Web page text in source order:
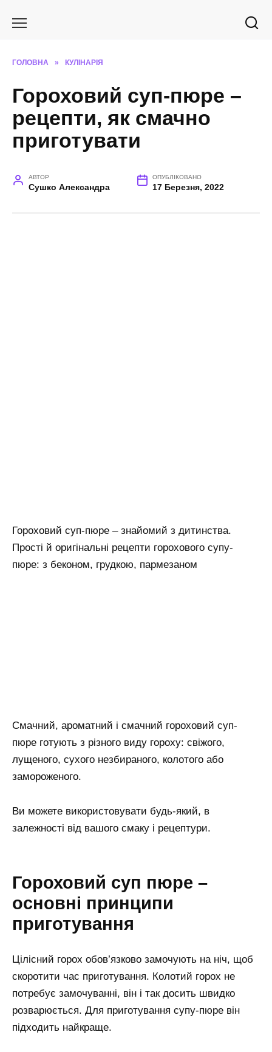
ГОЛОВНА » КУЛІНАРІЯ
Гороховий суп-пюре –
рецепти, як смачно
приготувати
АВТОР
Сушко Александра
ОПУБЛІКОВАНО
17 Березня, 2022
Гороховий суп-пюре – знайомий з дитинства.
Прості й оригінальні рецепти горохового супу-
пюре: з беконом, грудкою, пармезаном
Смачний, ароматний і смачний гороховий суп-
пюре готують з різного виду гороху: свіжого,
лущеного, сухого незбираного, колотого або
замороженого.
Ви можете використовувати будь-який, в
залежності від вашого смаку і рецептури.
Гороховий суп пюре –
основні принципи
приготування
Цілісний горох обов’язково замочують на ніч, щоб
скоротити час приготування. Колотий горох не
потребує замочуванні, він і так досить швидко
розварюється. Для приготування супу-пюре він
підходить найкраще.